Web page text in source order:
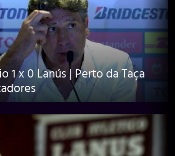
1 x 0 Lanús | Perto da Taça